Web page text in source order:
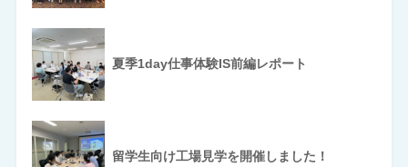
夏季1day仕事体験IS前編レポート
留学生向け工場見学を開催しました！